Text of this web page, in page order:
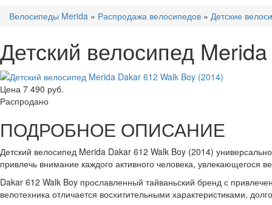
Велосипеды Merida » Распродажа велосипедов » Детские
Детский велосипед
Цена 7 490 руб.
Распродано
ПОДРОБНОЕ ОПИСАНИЕ
Детский велосипед Merida Dakar 612 Walk Boy (2014)
привлечь внимание каждого активного человека, увлекающегося
Dakar 612 Walk Boy прославленный тайваньский бренд с
велотехника отличается восхитительными характеристиками,